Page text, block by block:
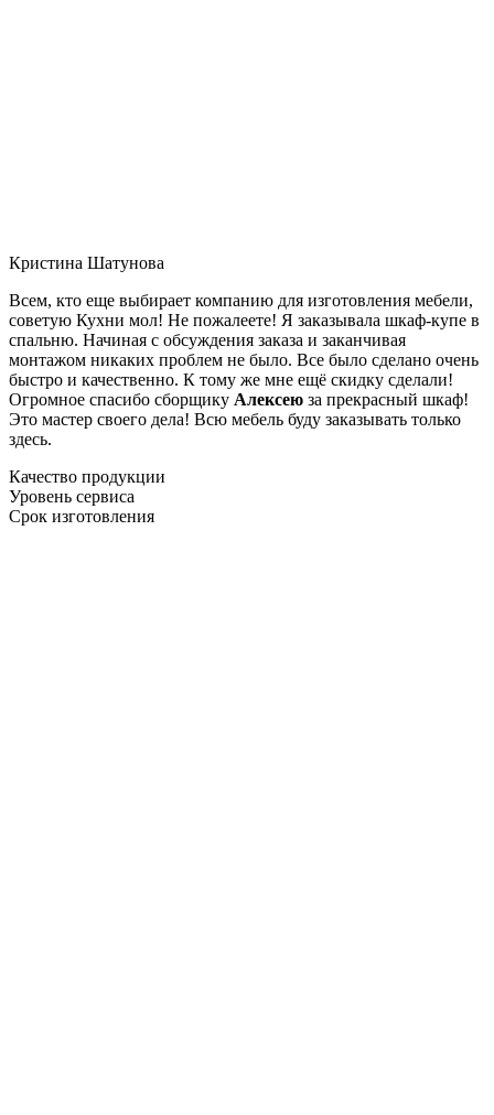
Кристина Шатунова
Всем, кто еще выбирает компанию для изготовления мебели,
советую Кухни мол! Не пожалеете! Я заказывала шкаф-купе в
спальню. Начиная с обсуждения заказа и заканчивая
монтажом никаких проблем не было. Все было сделано очень
быстро и качественно. К тому же мне ещё скидку сделали!
Огромное спасибо сборщику Алексею за прекрасный шкаф!
Это мастер своего дела! Всю мебель буду заказывать только
здесь.
Качество продукции
Уровень сервиса
Срок изготовления